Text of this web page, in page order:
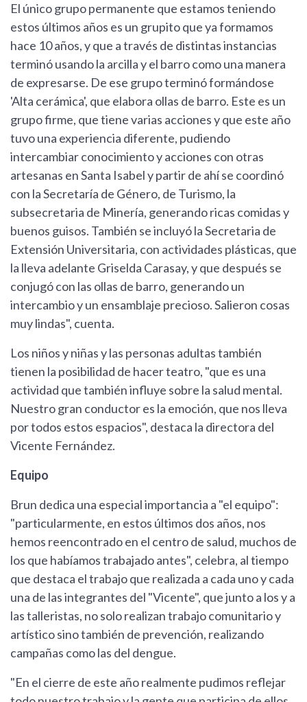
El único grupo permanente que estamos teniendo
estos últimos años es un grupito que ya formamos
hace 10 años, y que a través de distintas instancias
terminó usando la arcilla y el barro como una manera
de expresarse. De ese grupo terminó formándose
'Alta cerámica', que elabora ollas de barro. Este es un
grupo firme, que tiene varias acciones y que este año
tuvo una experiencia diferente, pudiendo
intercambiar conocimiento y acciones con otras
artesanas en Santa Isabel y partir de ahí se coordinó
con la Secretaría de Género, de Turismo, la
subsecretaria de Minería, generando ricas comidas y
buenos guisos. También se incluyó la Secretaria de
Extensión Universitaria, con actividades plásticas, que
la lleva adelante Griselda Carasay, y que después se
conjugó con las ollas de barro, generando un
intercambio y un ensamblaje precioso. Salieron cosas
muy lindas", cuenta.
Los niños y niñas y las personas adultas también
tienen la posibilidad de hacer teatro, "que es una
actividad que también influye sobre la salud mental.
Nuestro gran conductor es la emoción, que nos lleva
por todos estos espacios", destaca la directora del
Vicente Fernández.
Equipo
Brun dedica una especial importancia a "el equipo":
"particularmente, en estos últimos dos años, nos
hemos reencontrado en el centro de salud, muchos de
los que habíamos trabajado antes", celebra, al tiempo
que destaca el trabajo que realizada a cada uno y cada
una de las integrantes del "Vicente", que junto a los y a
las talleristas, no solo realizan trabajo comunitario y
artístico sino también de prevención, realizando
campañas como las del dengue.
"En el cierre de este año realmente pudimos reflejar